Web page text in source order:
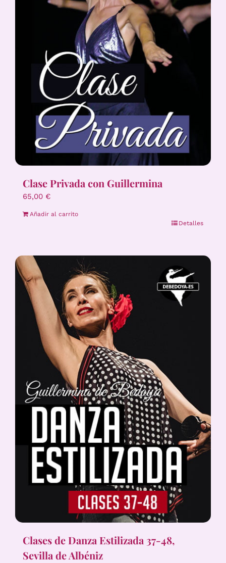
Clase Privada con Guillermina
65,00 €
Añadir al carrito
Detalles
Clases de Danza Estilizada 37-48,
Sevilla de Albéniz